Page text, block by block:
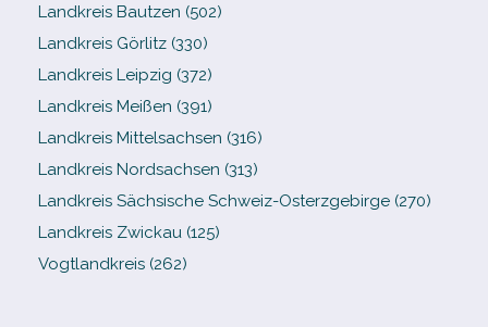
Landkreis Bautzen (502)
Landkreis Görlitz (330)
Landkreis Leipzig (372)
Landkreis Meißen (391)
Landkreis Mittelsachsen (316)
Landkreis Nordsachsen (313)
Landkreis Sächsische Schweiz-​Osterzgebirge (270)
Landkreis Zwickau (125)
Vogtlandkreis (262)